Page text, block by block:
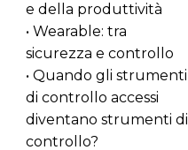
e della produttività
• Wearable: tra
sicurezza e controllo
• Quando gli strumenti
di controllo accessi
diventano strumenti di
controllo?